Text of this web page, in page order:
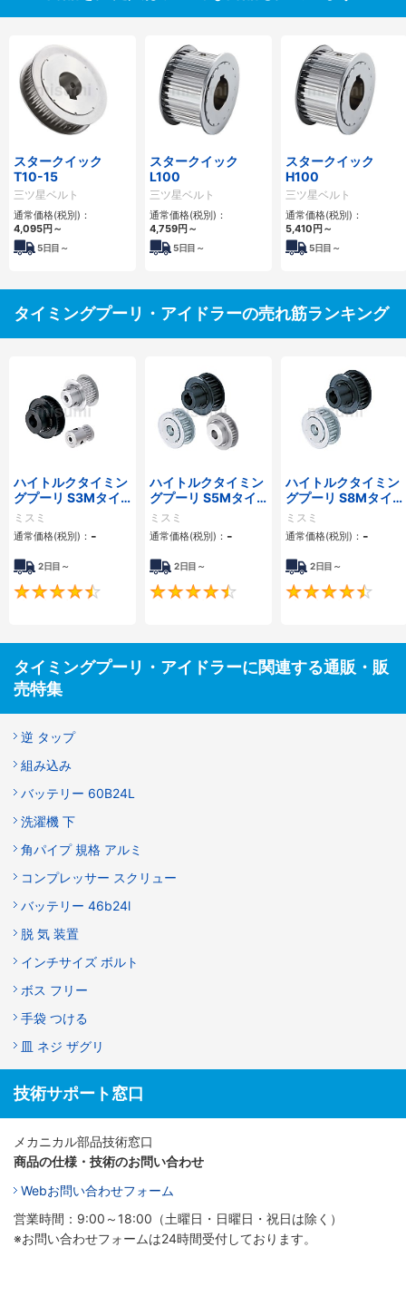
スタークイック
T10-15
三ツ星ベルト
通常価格(税別)：
4,095円 ～
5日目～
スタークイック
L100
三ツ星ベルト
通常価格(税別)：
4,759円 ～
5日目～
スタークイック
H100
三ツ星ベルト
通常価格(税別)：
5,410 円 ～
5日目～
タイミングプーリ・アイドラーの売れ筋ランキング
ハイトルクタイミン
グプーリ S3Mタイ
プ
ミスミ
通常価格(税別)： -
2日目～
4.5
ハイトルクタイミン
グプーリ S5Mタイ
プ
ミスミ
通常価格(税別)： -
2日目～
4.5
ハイトルクタイミン
グプーリ S8Mタイ
プ
ミスミ
通常価格(税別)： -
2日目～
タイミングプーリ・アイドラーに関連する通販・販
売特集
逆 タップ
組み込み
バッテリー 60B24L
洗濯機 下
角パイプ 規格 アルミ
コンプレッサー スクリュー
バッテリー 46b24l
脱 気 装置
インチサイズ ボルト
ボス フリー
手袋 つける
皿 ネジ ザグリ
技術サポート窓口
メカニカル部品技術窓口
商品の仕様・技術のお問い合わせ
Webお問い合わせフォーム
営業時間：9:00～18:00（土曜日・日曜日・祝日は除く）
※お問い合わせフォームは24時間受付しております。